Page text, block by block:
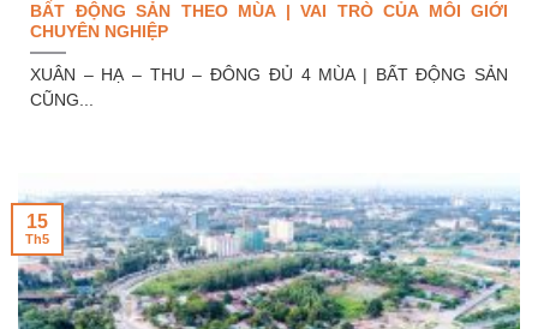
BẤT ĐỘNG SẢN THEO MÙA | VAI TRÒ CỦA MÔI GIỚI
CHUYÊN NGHIỆP
XUÂN – HẠ – THU – ĐÔNG ĐỦ 4 MÙA | BẤT ĐỘNG SẢN
CŨNG...
15
Th5